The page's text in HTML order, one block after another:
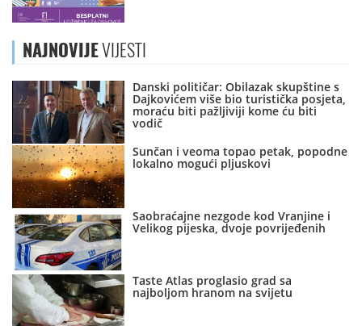
NAJNOVIJEVIJESTI
Danski političar: Obilazak skupštine s
Dajkovićem više bio turistička posjeta,
moraću biti pažljiviji kome ću biti
vodič
Sunčan i veoma topao petak, popodne
lokalno mogući pljuskovi
Saobraćajne nezgode kod Vranjine i
Velikog pijeska, dvoje povrijeđenih
Taste Atlas proglasio grad sa
najboljom hranom na svijetu